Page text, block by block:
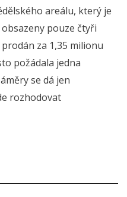
areálu, který je
pouze čtyři
za 1,35 milionu
požádala jedna
se dá jen
rozhodovat